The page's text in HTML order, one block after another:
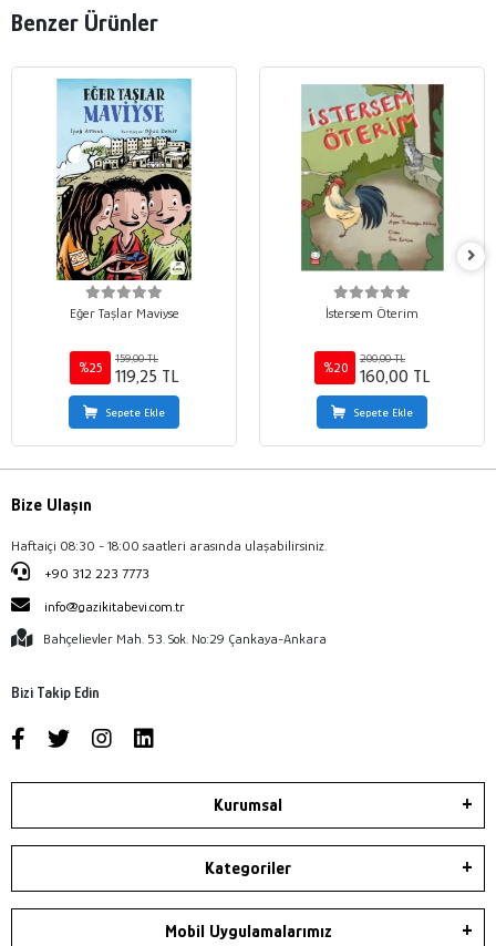
Benzer Ürünler
Eğer Taşlar Maviyse
%25
159,00 TL
119,25 TL
Sepete Ekle
İstersem Öterim
%20
200,00 TL
160,00 TL
Sepete Ekle
Bize Ulaşın
Haftaiçi 08:30 - 18:00 saatleri arasında ulaşabilirsiniz.
+90 312 223 7773
info@gazikitabevi.com.tr
Bahçelievler Mah. 53. Sok. No:29 Çankaya-Ankara
Bizi Takip Edin
Kurumsal
Kategoriler
Mobil Uygulamalarımız